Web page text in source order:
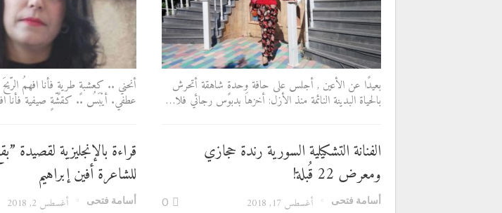
بعيدًا عن الأعين , أجلس على حافة وِحدةٍ شاهقة أتحرش
بالحياة البدينة النائمة منذ الأزل: أخزها بدبوس رجائي فلا…
أنحني .. كعشبةٍ طريةٍ فأنا افهمُ
عطفي. أيْبَسُ .. كقشّةٍ صيفية فأنا
الفنانة التشكيلية السورية رندة حجازي
ومعرض 22 قُبلة!
أسامة فتحى أغسطس 17, 2018 0
قراءة بالإنجليزية لقصيدة
للشاعرة أفين إبراهيم
أسامة فتحى أغسطس 2, 2018